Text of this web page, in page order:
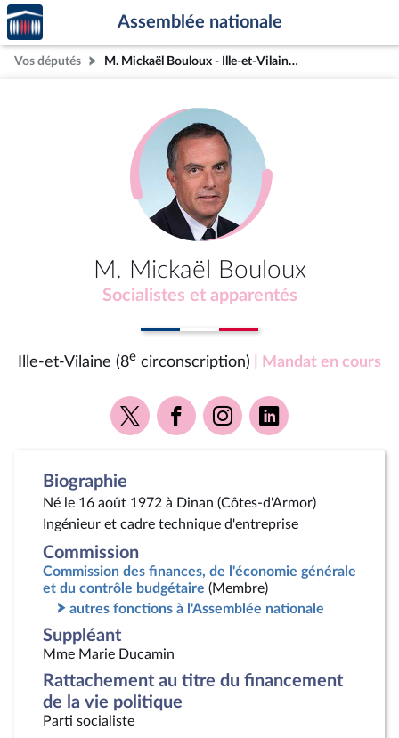
Aller au contenu
Aller en bas de la page
Accèder
à la
page
d'accueil
Assemblée nationale
Vos députés M. Mickaël Bouloux - Ille-et-Vilaine (8e circonscription)
M. Mickaël Bouloux
Socialistes et apparentés
Ille-et-Vilaine (8e circonscription) | Mandat en cours
Voir
la
Voir
la
Voir
la
Voir
la
Biographie
Né le 16 août 1972 à Dinan (Côtes-d'Armor)
Ingénieur et cadre technique d'entreprise
Commission
Commission des finances, de l'économie générale
et du contrôle budgétaire (Membre)
autres fonctions à l'Assemblée nationale
Suppléant
Mme Marie Ducamin
Rattachement au titre du financement
de la vie politique
Parti socialiste